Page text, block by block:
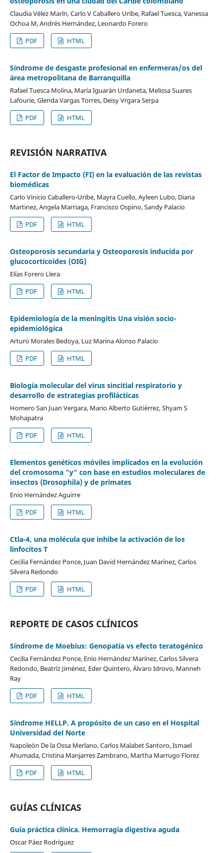
Claudia Vélez Marín, Carlo V Caballero Uribe, Rafael Tuesca, Vanessa
Ochoa M, Andrés Hernández, Leonardo Forero
PDF
HTML
Síndrome de desgaste profesional en enfermeras/os del
área metropolitana de Barranquilla
Rafael Tuesca Molina, María Iguarán Urdaneta, Melissa Suares
Lafourie, Glenda Vargas Torres, Deisy Vrgara Serpa
PDF
HTML
REVISIÓN NARRATIVA
El Factor de Impacto (FI) en la evaluación de las revistas
biomédicas
Carlo Vinicio Caballero-Uribe, Mayra Cuello, Ayleen Lubo, Diana
Martinez, Angela Marriaga, Francisco Ospino, Sandy Palacio
PDF
HTML
Osteoporosis secundaria y Osteoporosis inducida por
glucocorticoides (OIG)
Elías Forero Llera
PDF
HTML
Epidemiología de la meningitis Una visión socio-
epidemiológica
Arturo Morales Bedoya, Luz Marina Alonso Palacio
PDF
HTML
Biología molecular del virus sincitial respiratorio y
desarrollo de estrategias profilácticas
Homero San Juan Vergara, Mario Alberto Gutiérrez, Shyam S
Mohapatra
PDF
HTML
Elementos genéticos móviles implicados en la evolución
del cromosoma “y” con base en estudios moleculares de
insectos (Drosophila) y de primates
Enio Hernández Aguirre
PDF
HTML
Ctla-4, una molécula que inhibe la activación de los
linfocitos T
Cecilia Fernández Ponce, Juan David Hernández Marínez, Carlos
Silvera Redondo
PDF
HTML
REPORTE DE CASOS CLÍNICOS
Síndrome de Moebius: Genopatía vs efecto teratogénico
Cecilia Fernández Ponce, Enio Hernández Marínez, Carlos Silvera
Redondo, Beatríz Jiménez, Eder Quintero, Álvaro Idrovo, Manneh
Ray
PDF
HTML
Síndrome HELLP. A propósito de un caso en el Hospital
Universidad del Norte
Napoleón De la Ossa Merlano, Carlos Malabet Santoro, Ismael
Ahumada, Cristina Manjarres Zambrano, Martha Marrugo Florez
PDF
HTML
GUÍAS CLÍNICAS
Guía práctica clínica. Hemorragia digestiva aguda
Oscar Páez Rodríguez